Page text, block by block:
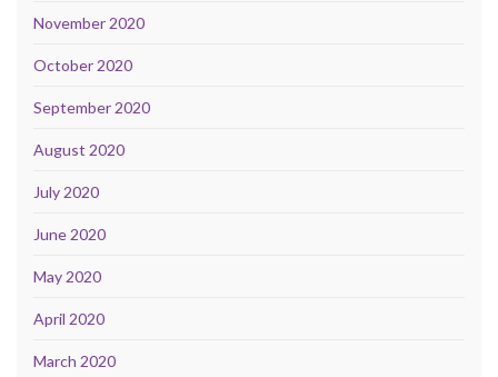
November 2020
October 2020
September 2020
August 2020
July 2020
June 2020
May 2020
April 2020
March 2020